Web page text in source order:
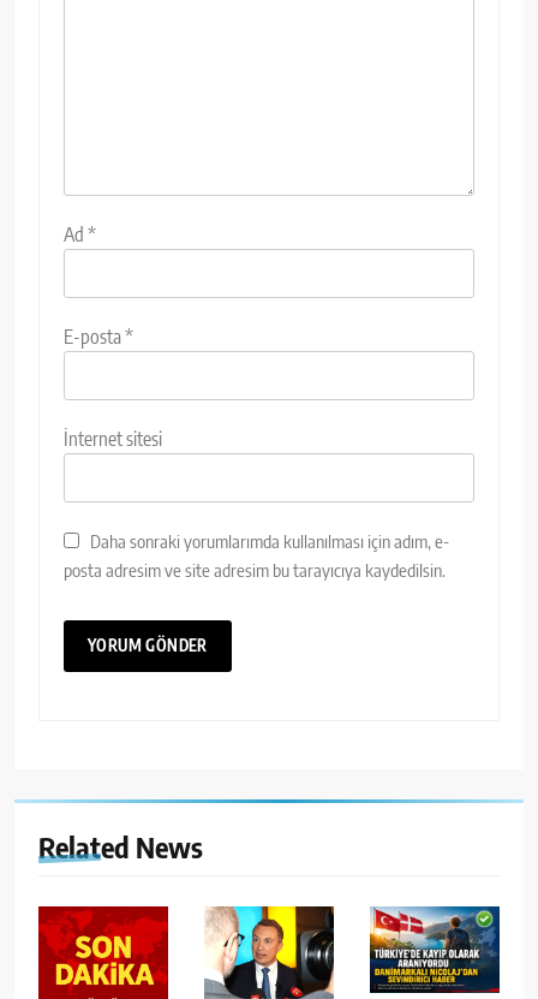
Ad *
E-posta*
İnternet sitesi
Daha sonraki yorumlarımda kullanılması için adım, e-
posta adresim ve site adresim bu tarayıcıya kaydedilsin.
Related News